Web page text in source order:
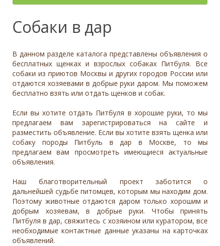
Средний Крупный
Тип
Семейная
Охотничья
Палевый
Серый
Дополнительные цвета
Черный
Белый
Серый
Палевый
Рыжий
Вес (кг)
0 10 13 19 26 32 38 45 51 64 70 77
0
Нет
Отношение к детям
Равнодушное
Отношение к кошкам
Доброжелательное
Равнодушное
Может проявить агрессию
Отношение к собакам
Доброжелательное
Равнодушное
Может проявить агрессию
- неважно -
Приучен к поводку
- неважно -
Дрессировка
Да
- неважно -
Необычный окрас
Отдаётся в
- не уточнено -
Собаки в дар
В данном разделе каталога представлены объявления о
бесплатных щенках и взрослых собаках Питбуля. Все
собаки из приютов Москвы и других городов России или
отдаются хозяевами в добрые руки даром. Мы поможем
бесплатно взять или отдать щенков и собак.
Если вы хотите отдать Питбуля в хорошие руки, то мы
предлагаем вам зарегистрироваться на сайте и
разместить объявление. Если вы хотите взять щенка или
собаку породы Питбуль в дар в Москве, то мы
предлагаем вам просмотреть имеющиеся актуальные
объявления.
Наш благотворительный проект заботится о
дальнейшей судьбе питомцев, которым мы находим дом.
Поэтому животные отдаются даром только хорошим и
добрым хозяевам, в добрые руки. Чтобы принять
Питбуля в дар, свяжитесь с хозяином или куратором, все
необходимые контактные данные указаны на карточках
объявлений.